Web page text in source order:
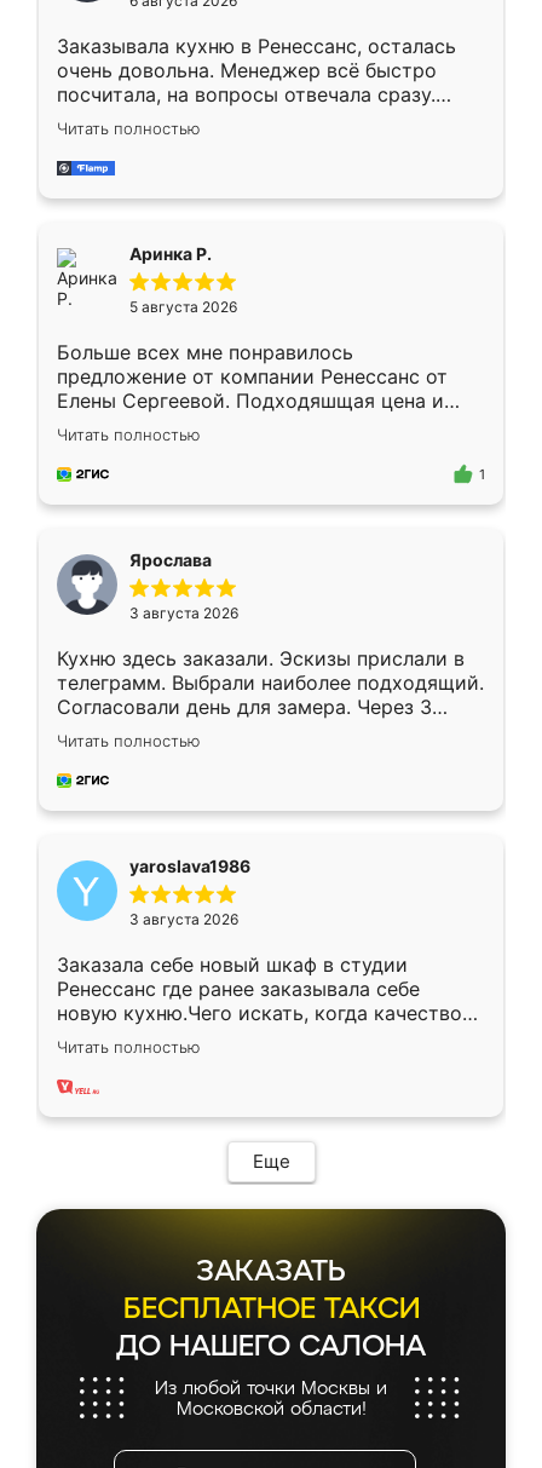
мебели буду заказывать только здесь.
Заказывала кухню в Ренессанс, осталась
очень довольна. Менеджер всё быстро
посчитала, на вопросы отвечала сразу.
Замерщик приехал в субботу, подошёл к
делу со всей ответственностью. Собрали
за день, ребята работали аккуратно, даже
Читать полностью
Аринка Р.
5 августа 2026
Больше всех мне понравилось
предложение от компании Ренессанс от
Елены Сергеевой. Подходяшщая цена и
короткие сроки изготовления. Приехавший
для замера сотрудник Владислав
предложил по моему эскизу самый
Читать полностью
1
Ярослава
3 августа 2026
Кухню здесь заказали. Эскизы прислали в
телеграмм. Выбрали наиболее подходящий.
Согласовали день для замера. Через 3
недели кухня была уже готова. Остались
довольны работой. Спасибо Ренессанс
мебель за качественную работу!
Читать полностью
yaroslava1986
3 августа 2026
Заказала себе новый шкаф в студии
Ренессанс где ранее заказывала себе
новую кухню.Чего искать, когда качеством
вполне довольна. Служит кухня уже почти
два года, нареканий нет.
Читать полностью
Еще
ЗАКАЗАТЬ
БЕСПЛАТНОЕ ТАКСИ
ДО НАШЕГО САЛОНА
Из любой точки Москвы и
Московской области!